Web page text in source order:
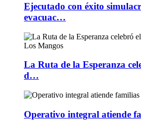
Ejecutado con éxito
evacuac…
La Ruta de la Esperanza
d…
Operativo integral atiende